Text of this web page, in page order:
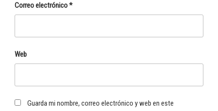
Correo electrónico*
Web
Guarda mi nombre, correo electrónico y web en este